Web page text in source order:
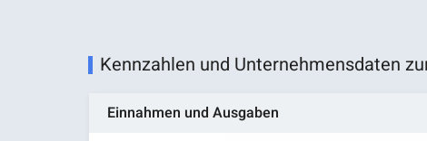
Kennzahlen und Unternehmensdaten
Einnahmen und Ausgaben